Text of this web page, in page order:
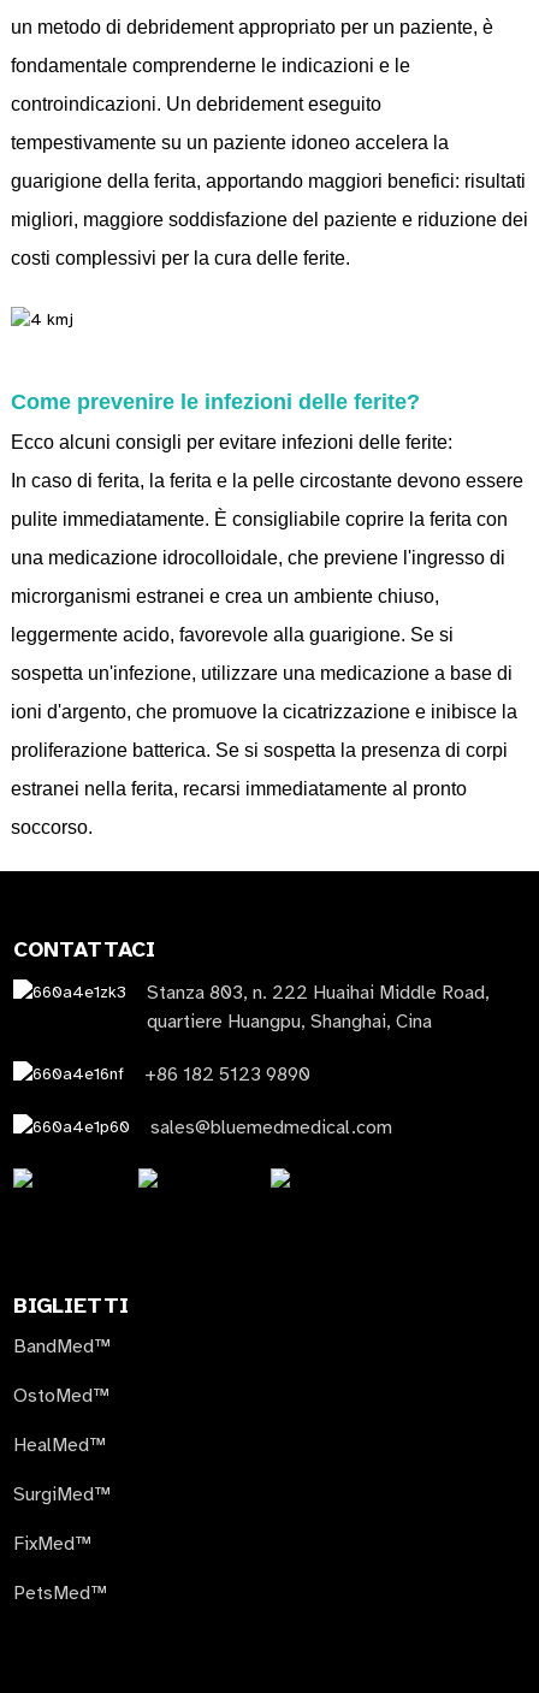
un metodo di debridement appropriato per un paziente, è
fondamentale comprenderne le indicazioni e le
controindicazioni. Un debridement eseguito
tempestivamente su un paziente idoneo accelera la
guarigione della ferita, apportando maggiori benefici: risultati
migliori, maggiore soddisfazione del paziente e riduzione dei
costi complessivi per la cura delle ferite.
Come prevenire le infezioni delle ferite?
Ecco alcuni consigli per evitare infezioni delle ferite:
In caso di ferita, la ferita e la pelle circostante devono essere
pulite immediatamente. È consigliabile coprire la ferita con
una medicazione idrocolloidale, che previene l'ingresso di
microrganismi estranei e crea un ambiente chiuso,
leggermente acido, favorevole alla guarigione. Se si
sospetta un'infezione, utilizzare una medicazione a base di
ioni d'argento, che promuove la cicatrizzazione e inibisce la
proliferazione batterica. Se si sospetta la presenza di corpi
estranei nella ferita, recarsi immediatamente al pronto
soccorso.
CONTATTACI
Stanza 803, n. 222 Huaihai Middle Road,
quartiere Huangpu, Shanghai, Cina
+86 182 5123 9890
sales@bluemedmedical.com
BIGLIETTI
BandMed™
OstoMed™
HealMed™
SurgiMed™
FixMed™
PetsMed™